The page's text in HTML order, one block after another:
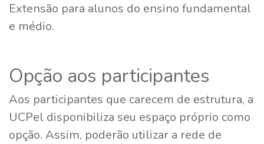
Extensão para alunos do ensino fundamental
e médio.
Opção aos participantes
Aos participantes que carecem de estrutura, a
UCPel disponibiliza seu espaço próprio como
opção. Assim, poderão utilizar a rede de